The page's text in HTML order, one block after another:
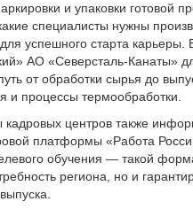
и упаковки готовой
специалисты нужны
для успешного старта
АО «Северсталь-Канаты»
от обработки сырья до
и процессы термообработки.
кадровых центров также
платформы «Работа
обучения — такой
региона, но и